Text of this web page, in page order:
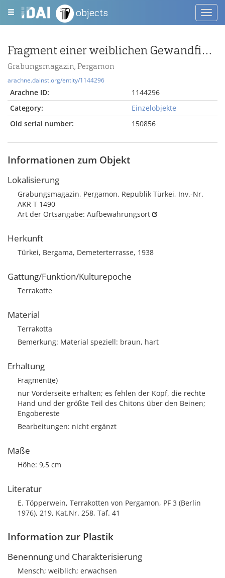
objects
Fragment einer weiblichen Gewandfigur
Grabungsmagazin, Pergamon
arachne.dainst.org/entity/1144296
Arachne ID:
1144296
Category:
Einzelobjekte
Old serial number:
150856
Informationen zum Objekt
Lokalisierung
Grabungsmagazin, Pergamon, Republik Türkei, Inv.-Nr.
AKR T 1490
Art der Ortsangabe: Aufbewahrungsort
Herkunft
Türkei, Bergama, Demeterterrasse, 1938
Gattung/Funktion/Kulturepoche
Terrakotte
Material
Terrakotta
Bemerkung: Material speziell: braun, hart
Erhaltung
Fragment(e)
nur Vorderseite erhalten; es fehlen der Kopf, die rechte
Hand und der größte Teil des Chitons über den Beinen;
Engobereste
Bearbeitungen: nicht ergänzt
Maße
Höhe: 9,5 cm
Literatur
E. Töpperwein, Terrakotten von Pergamon, PF 3 (Berlin
1976), 219, Kat.Nr. 258, Taf. 41
Information zur Plastik
Benennung und Charakterisierung
Mensch; weiblich; erwachsen